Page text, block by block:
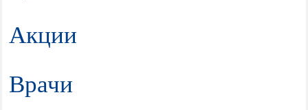
Акции
Врачи